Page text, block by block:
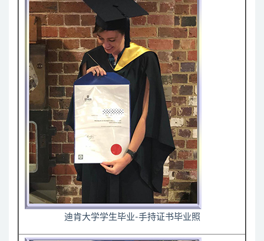
迪肯大学学生毕业-手持证书毕业照